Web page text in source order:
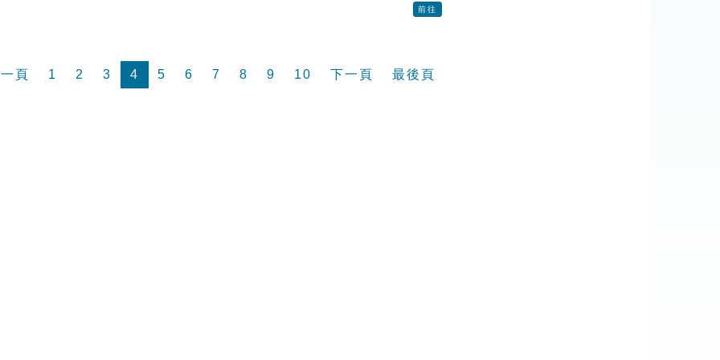
前往
頁 1 2 3 4 5 6 7 8 9 10 下一頁 最後頁